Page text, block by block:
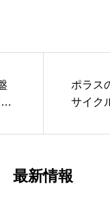
ポラス
サイク
最新情報